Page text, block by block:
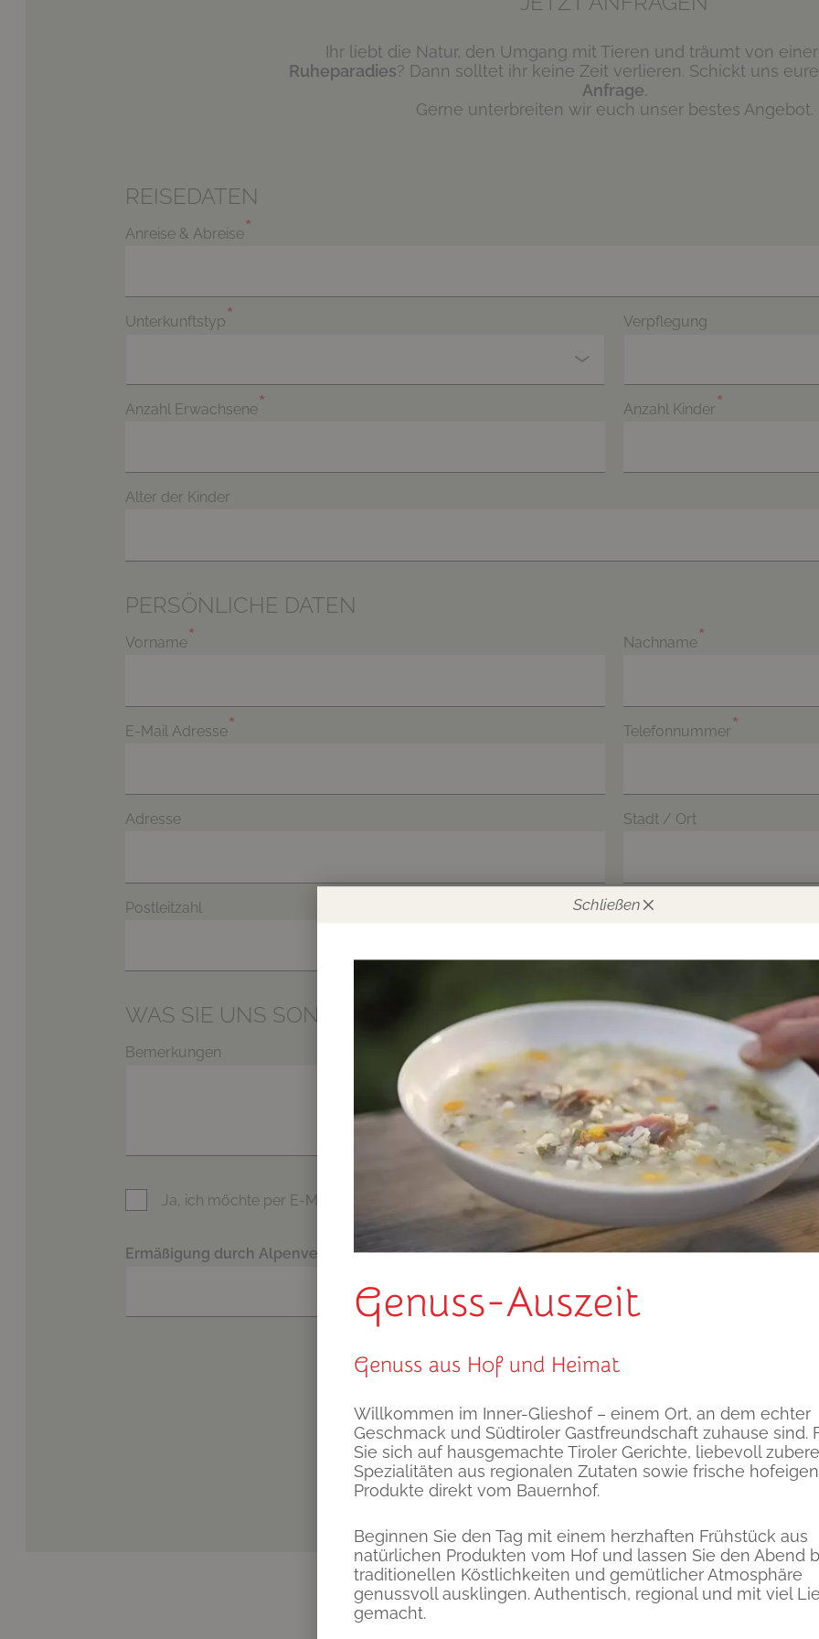
Ihr liebt die Natur, den Umgang mit Tieren und träumt von
Ruheparadies? Dann solltet ihr keine Zeit verlieren. Schickt uns
Anfrage.
Gerne unterbreiten wir euch unser bestes Angebot.
REISEDATEN
Anreise & Abreise
Unterkunftstyp Verpflegung
Anzahl Erwachsene Anzahl Kinder
Alter der Kinder
PERSÖNLICHE DATEN
Vorname Nachname
E-Mail Adresse Telefonnummer
Adresse Stadt / Ort
Postleitzahl Land
WAS SIE UNS SONST NOCH SAGEN MÖCHTEN
Bemerkungen
Ja, ich möchte per E-Mail oder auf dem Postweg über Neuheiten und Angebote informiert
Ermäßigung durch Alpenvereinsausweis
Schließen
Genuss-Auszeit
Genuss aus Hof und Heimat
Willkommen im Inner-Glieshof – einem Ort, an dem echter
Geschmack und Südtiroler Gastfreundschaft zuhause sind.
Sie sich auf hausgemachte Tiroler Gerichte, liebevoll
Spezialitäten aus regionalen Zutaten sowie frische
Produkte direkt vom Bauernhof.
Beginnen Sie den Tag mit einem herzhaften Frühstück aus
natürlichen Produkten vom Hof und lassen Sie den Abend
traditionellen Köstlichkeiten und gemütlicher Atmosphäre
genussvoll ausklingen. Authentisch, regional und mit viel
gemacht.